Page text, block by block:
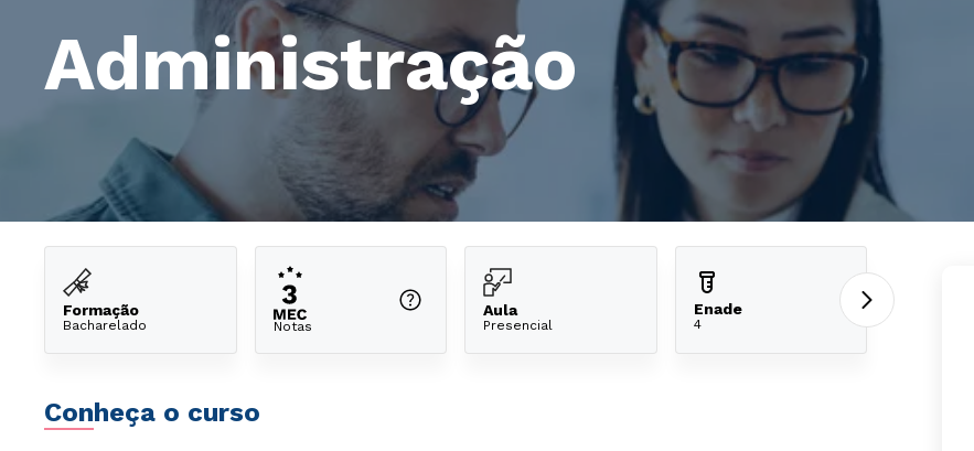
Administração
Formação
Bacharelado Notas
Aula
Presencial
Enade
4
Conheça o curso